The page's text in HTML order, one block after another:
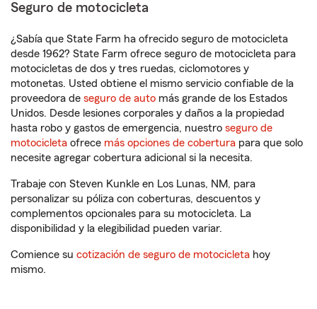
Seguro de motocicleta
¿Sabía que State Farm ha ofrecido seguro de motocicleta
desde 1962? State Farm ofrece seguro de motocicleta para
motocicletas de dos y tres ruedas, ciclomotores y
motonetas. Usted obtiene el mismo servicio confiable de la
proveedora de seguro de auto más grande de los Estados
Unidos. Desde lesiones corporales y daños a la propiedad
hasta robo y gastos de emergencia, nuestro seguro de
motocicleta ofrece más opciones de cobertura para que solo
necesite agregar cobertura adicional si la necesita.
Trabaje con Steven Kunkle en Los Lunas, NM, para
personalizar su póliza con coberturas, descuentos y
complementos opcionales para su motocicleta. La
disponibilidad y la elegibilidad pueden variar.
Comience su cotización de seguro de motocicleta hoy
mismo.